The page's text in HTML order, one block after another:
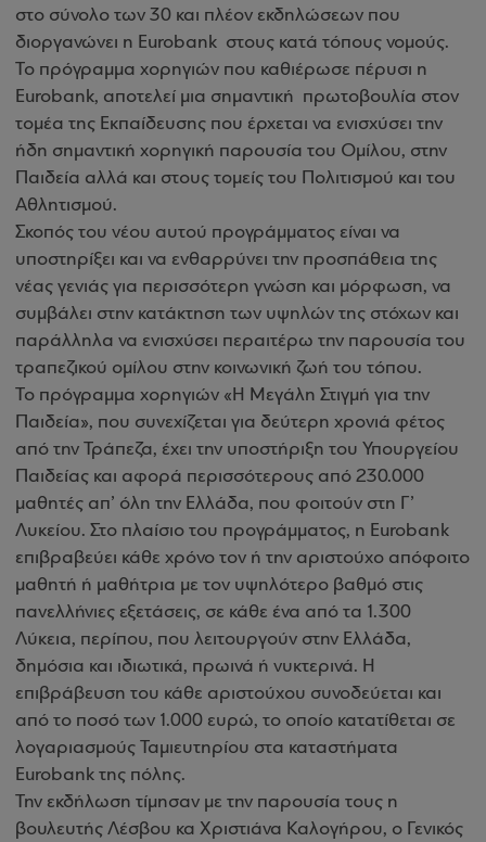
στο σύνολο των 30 και πλέον εκδηλώσεων που
διοργανώνει η Eurobank στους κατά τόπους νομούς.
Το πρόγραμμα χορηγιών που καθιέρωσε πέρυσι η
Eurobank, αποτελεί μια σημαντική πρωτοβουλία στον
τομέα της Εκπαίδευσης που έρχεται να ενισχύσει την
ήδη σημαντική χορηγική παρουσία του Ομίλου, στην
Παιδεία αλλά και στους τομείς του Πολιτισμού και του
Αθλητισμού.
Σκοπός του νέου αυτού προγράμματος είναι να
υποστηρίξει και να ενθαρρύνει την προσπάθεια της
νέας γενιάς για περισσότερη γνώση και μόρφωση, να
συμβάλει στην κατάκτηση των υψηλών της στόχων και
παράλληλα να ενισχύσει περαιτέρω την παρουσία του
τραπεζικού ομίλου στην κοινωνική ζωή του τόπου.
Το πρόγραμμα χορηγιών «Η Μεγάλη Στιγμή για την
Παιδεία», που συνεχίζεται για δεύτερη χρονιά φέτος
από την Τράπεζα, έχει την υποστήριξη του Υπουργείου
Παιδείας και αφορά περισσότερους από 230.000
μαθητές απ’ όλη την Ελλάδα, που φοιτούν στη Γ’
Λυκείου. Στο πλαίσιο του προγράμματος, η Eurobank
επιβραβεύει κάθε χρόνο τον ή την αριστούχο απόφοιτο
μαθητή ή μαθήτρια με τον υψηλότερο βαθμό στις
πανελλήνιες εξετάσεις, σε κάθε ένα από τα 1.300
Λύκεια, περίπου, που λειτουργούν στην Ελλάδα,
δημόσια και ιδιωτικά, πρωινά ή νυκτερινά. Η
επιβράβευση του κάθε αριστούχου συνοδεύεται και
από το ποσό των 1.000 ευρώ, το οποίο κατατίθεται σε
λογαριασμούς Ταμιευτηρίου στα καταστήματα
Eurobank της πόλης.
Την εκδήλωση τίμησαν με την παρουσία τους η
βουλευτής Λέσβου κα Χριστιάνα Καλογήρου, ο Γενικός